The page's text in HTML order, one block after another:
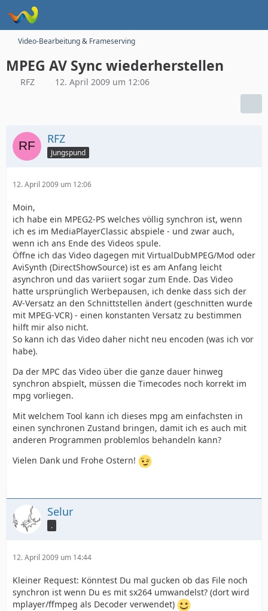
Video-Bearbeitung & Frameserving
MPEG AV Sync wiederherstellen
RFZ 12. April 2009 um 12:06
RFZ
Jungspund
12. April 2009 um 12:06
Moin,
ich habe ein MPEG2-PS welches völlig synchron ist, wenn
ich es im MediaPlayerClassic abspiele - und zwar auch,
wenn ich ans Ende des Videos spule.
Öffne ich das Video dagegen mit VirtualDubMPEG/Mod oder
AviSynth (DirectShowSource) ist es am Anfang leicht
asynchron und das variiert sogar zum Ende. Das Video
hatte ursprünglich Werbepausen, ich denke dass sich der
AV-Versatz an den Schnittstellen ändert (geschnitten wurde
mit MPEG-VCR) - einen konstanten Versatz zu bestimmen
hilft mir also nicht.
So kann ich das Video daher nicht neu encoden (was ich vor
habe).
Da der MPC das Video über die ganze dauer hinweg
synchron abspielt, müssen die Timecodes noch korrekt im
mpg vorliegen.
Mit welchem Tool kann ich dieses mpg am einfachsten in
einen synchronen Zustand bringen, damit ich es auch mit
anderen Programmen problemlos behandeln kann?
Vielen Dank und Frohe Ostern!
Selur
.
12. April 2009 um 14:44
Kleiner Request: Könntest Du mal gucken ob das File noch
synchron ist wenn Du es mit sx264 umwandelst? (dort wird
mplayer/ffmpeg als Decoder verwendet)